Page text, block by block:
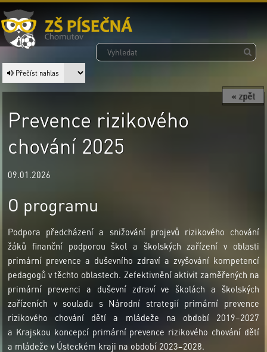
Přečíst nahlas
« zpět
Prevence rizikového
chování 2025
09.01.2026
O programu
Podpora předcházení a snižování projevů rizikového chování
žáků finanční podporou škol a školských zařízení v oblasti
primární prevence a duševního zdraví a zvyšování kompetencí
pedagogů v těchto oblastech. Zefektivnění aktivit zaměřených na
primární prevenci a duševní zdraví ve školách a školských
zařízeních v souladu s Národní strategií primární prevence
rizikového chování dětí a mládeže na období 2019−2027
a Krajskou koncepcí primární prevence rizikového chování dětí
a mládeže v Ústeckém kraji na období 2023–2028.